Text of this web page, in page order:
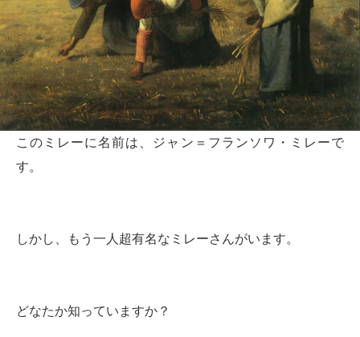
このミレーに名前は、ジャン＝フランソワ・ミレーで
す。
しかし、もう一人超有名なミレーさんがいます。
どなたか知っていますか？